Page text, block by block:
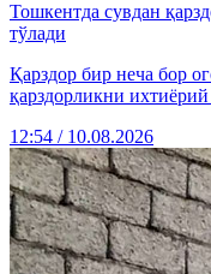
Тошкентда сувдан
тўлади
Қарздор бир неча бор
қарздорликни
12:54 / 10.08.2026